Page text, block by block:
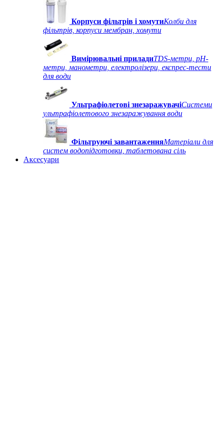
Корпуси фільтрів і хомутиКолби для
фільтрів, корпуси мембран, хомути
Вимірювальні приладиTDS-метри, рН-
метри, манометри, електролізери, експрес-тести
для води
Ультрафіолетові знезаражувачіСистеми
ультрафіолетового знезаражування води
Фільтруючі завантаженняМатеріали для
систем водопідготовки, таблетована сіль
Аксесуари